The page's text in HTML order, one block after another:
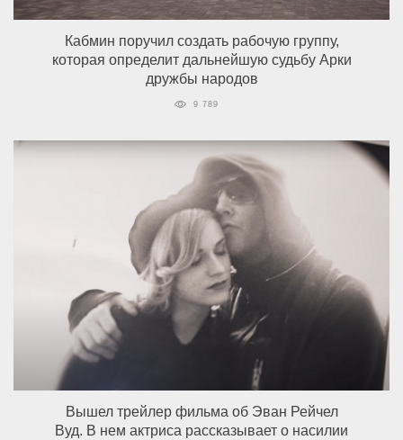
Кабмин поручил создать рабочую группу,
которая определит дальнейшую судьбу Арки
дружбы народов
9 789
Вышел трейлер фильма об Эван Рейчел
Вуд. В нем актриса рассказывает о насилии